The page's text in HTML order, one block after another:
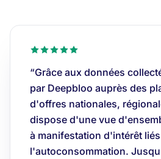
“Grâce aux données
par Deepbloo auprès des
d'offres nationales,
dispose d'une vue
à manifestation d'intérêt
l'autoconsommation.